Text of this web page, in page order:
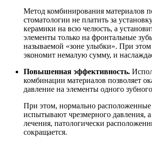
Метод комбинирования материалов
стоматологии не платить за
керамики на всю челюсть, а
элементы только на фронтальные
называемой «зоне улыбки». При
экономит немалую сумму, и
Повышенная эффективность.
комбинации материалов позволяет
давление на элементы одного
При этом, нормально
испытывают чрезмерного давления, а
лечения, патологически
сокращается.